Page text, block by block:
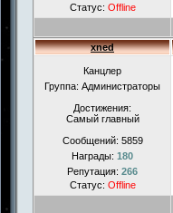
Статус: Offline
xned
Канцлер
Группа: Администраторы
Достижения:
Самый главный
Сообщений: 5859
Награды: 180
Репутация: 266
Статус: Offline